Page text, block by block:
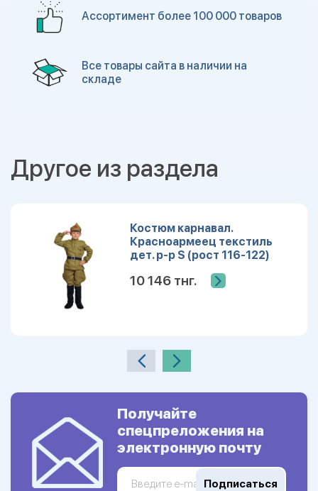
Ассортимент более 100 000 товаров
Все товары сайта в наличии на
складе
Другое из раздела
Костюм карнавал.
Красноармеец текстиль
дет. р-р S (рост 116-122)
10 146 тнг.
Получайте
спецпреложения на
электронную почту
Подписаться